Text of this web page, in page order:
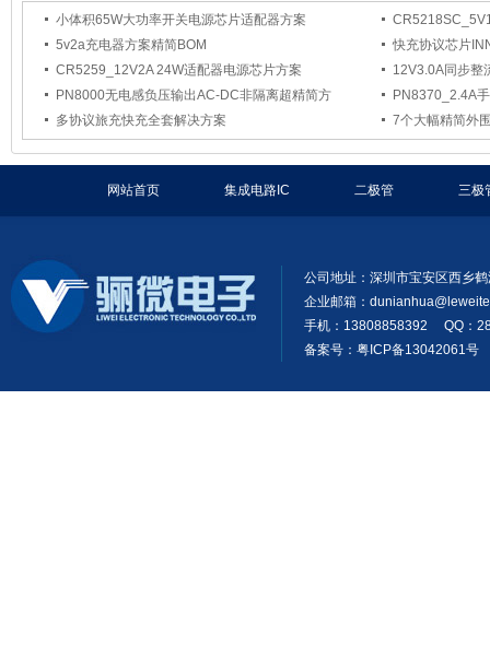
小体积65W大功率开关电源芯片适配器方案
5v2a充电器方案精简BOM
快充协议芯片
CR5259_12V2A 24W适配器电源芯片方案
12V3.0A同步整
PN8000无电感负压输出AC-DC非隔离超精简方
PN8370_2.4A
多协议旅充快充全套解决方案
7个大幅精简外
网站首页 集成电路IC 二极管 三极
公司地址：深圳市宝安区西乡
企业邮箱：
手机：13808858392 QQ：
备案号：粤ICP备13042061号